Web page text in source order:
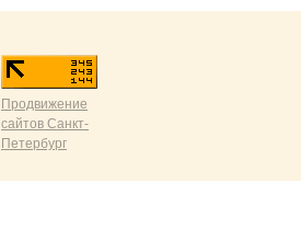
Продвижение
сайтов Санкт-
Петербург